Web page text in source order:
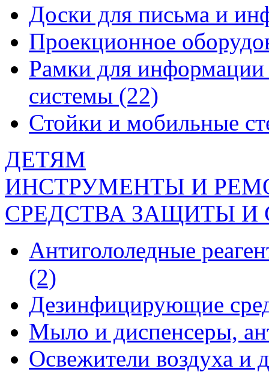
Доски для письма и
Проекционное
Рамки для
системы (22)
Стойки и мобильные
ДЕТЯМ
ИНСТРУМЕНТЫ И
СРЕДСТВА ЗАЩИТЫ
Антигололедные
(2)
Дезинфицирующие
Мыло и диспенсеры,
Освежители воздуха и